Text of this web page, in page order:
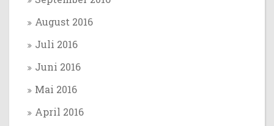
August 2016
Juli 2016
Juni 2016
Mai 2016
April 2016